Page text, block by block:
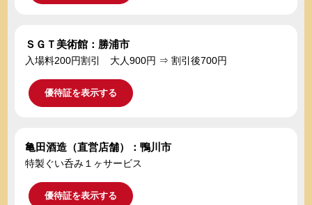
ＳＧＴ美術館：勝浦市
入場料200円割引 大人900円 ⇒ 割引後700円
優待証を表示する
亀田酒造（直営店舗）：鴨川市
特製ぐい呑み１ヶサービス
優待証を表示する